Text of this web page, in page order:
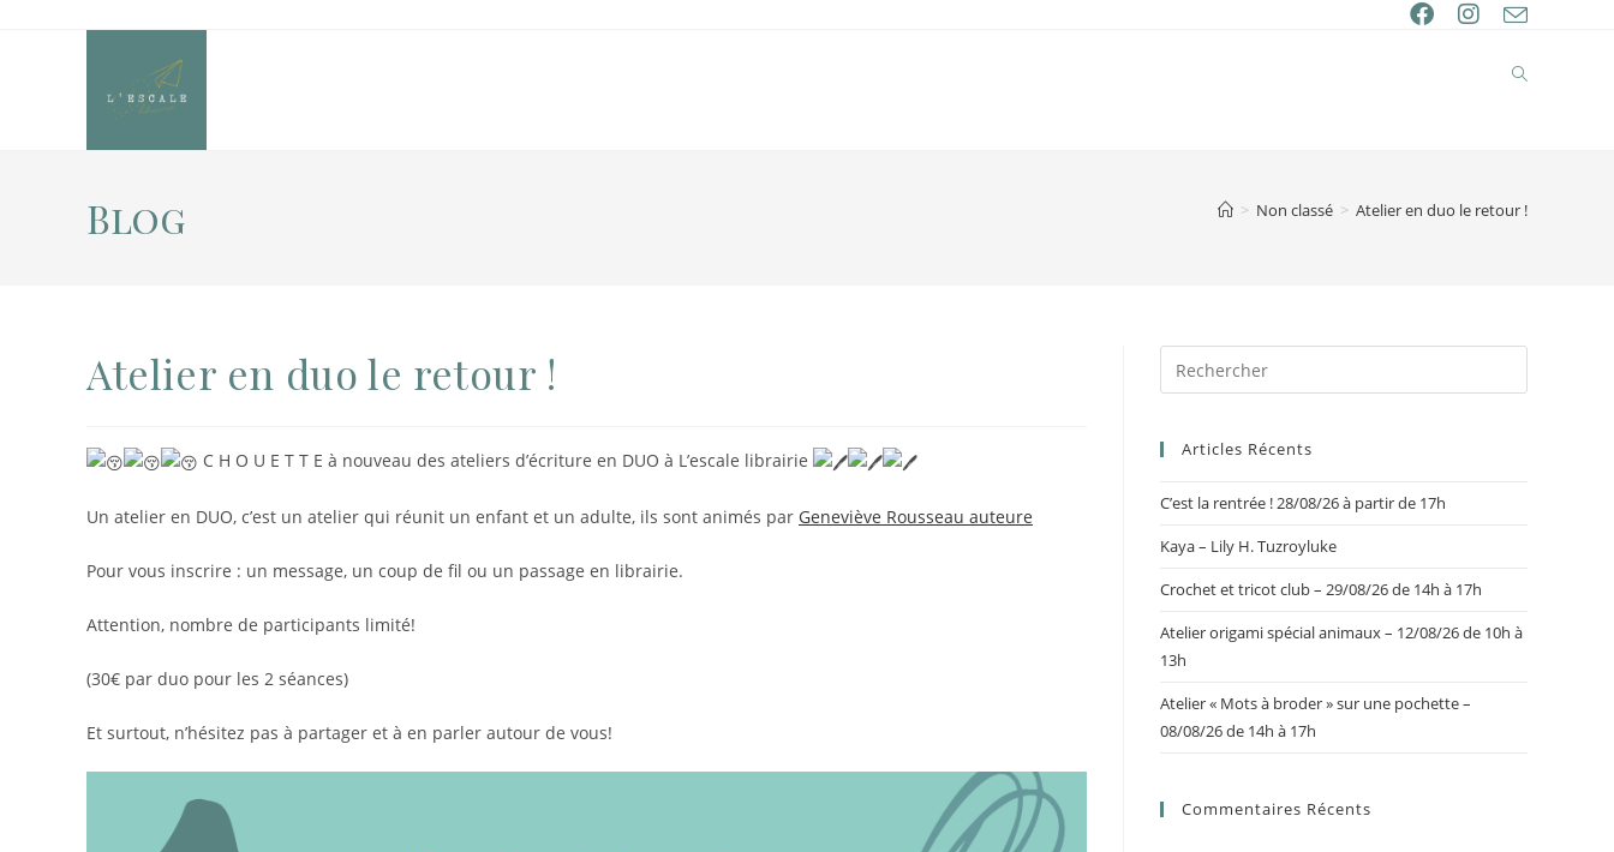
Blog > Non classé > Atelier en duo le retour !
Atelier en duo le retour !
C H O U E T T E à nouveau des ateliers d’écriture en DUO à L’escale librairie
Un atelier en DUO, c’est un atelier qui réunit un enfant et un adulte, ils sont animés par Geneviève Rousseau auteure
Pour vous inscrire : un message, un coup de fil ou un passage en librairie.
Attention, nombre de participants limité!
(30€ par duo pour les 2 séances)
Et surtout, n’hésitez pas à partager et à en parler autour de vous!
Articles Récents
C’est la rentrée ! 28/08/26 à partir de 17h
Kaya – Lily H. Tuzroyluke
Crochet et tricot club – 29/08/26 de 14h à 17h
Atelier origami spécial animaux – 12/08/26 de 10h à
13h
Atelier « Mots à broder » sur une pochette –
08/08/26 de 14h à 17h
Commentaires Récents